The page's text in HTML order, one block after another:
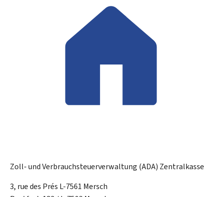
Zoll- und Verbrauchsteuerverwaltung (ADA) Zentralkasse
ADRESSE:
3, rue des Prés L-7561 Mersch